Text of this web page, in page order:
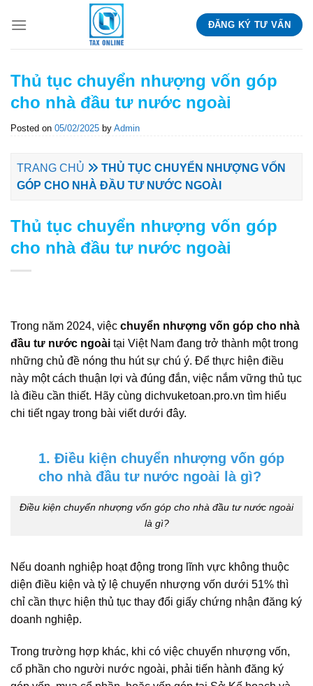
ĐĂNG KÝ TƯ VẤN
Thủ tục chuyển nhượng vốn góp
cho nhà đầu tư nước ngoài
Posted on 05/02/2025 by Admin
TRANG CHỦ
THỦ TỤC CHUYỂN NHƯỢNG VỐN
GÓP CHO NHÀ ĐẦU TƯ NƯỚC NGOÀI
Thủ tục chuyển nhượng vốn góp
cho nhà đầu tư nước ngoài
Trong năm 2024, việc chuyển nhượng vốn góp cho nhà
đầu tư nước ngoài tại Việt Nam đang trở thành một trong
những chủ đề nóng thu hút sự chú ý. Để thực hiện điều
này một cách thuận lợi và đúng đắn, việc nắm vững thủ tục
là điều cần thiết. Hãy cùng dichvuketoan.pro.vn tìm hiểu
chi tiết ngay trong bài viết dưới đây.
1. Điều kiện chuyển nhượng vốn góp
cho nhà đầu tư nước ngoài là gì?
Điều kiện chuyển nhượng vốn góp cho nhà đầu tư nước ngoài
là gì?
Nếu doanh nghiệp hoạt động trong lĩnh vực không thuộc
diện điều kiện và tỷ lệ chuyển nhượng vốn dưới 51% thì
chỉ cần thực hiện thủ tục thay đổi giấy chứng nhận đăng ký
doanh nghiệp.
Trong trường hợp khác, khi có việc chuyển nhượng vốn,
cổ phần cho người nước ngoài, phải tiến hành đăng ký